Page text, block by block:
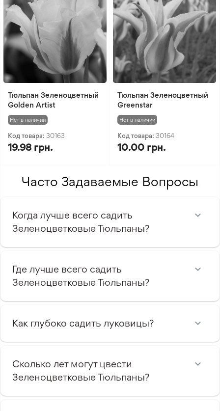
Тюльпан Зеленоцветный
Golden Artist
Нет в наличии
Код товара: 30163
19.98 грн.
Тюльпан Зеленоцветный
Greenstar
Нет в наличии
Код товара: 30164
10.00 грн.
Часто Задаваемые Вопросы
Когда лучше всего садить
Зеленоцветковые Тюльпаны?
Где лучше всего садить
Зеленоцветковые Тюльпаны?
Как глубоко садить луковицы?
Сколько лет могут цвести
Зеленоцветковые Тюльпаны?